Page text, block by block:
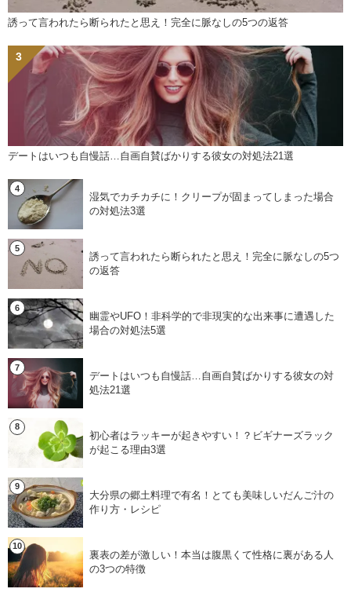
誘って言われたら断られたと思え！完全に脈なしの5つの返答
デートはいつも自慢話…自画自賛ばかりする彼女の対処法21選
湿気でカチカチに！クリープが固まってしまった場合
の対処法3選
誘って言われたら断られたと思え！完全に脈なしの5つ
の返答
幽霊やUFO！非科学的で非現実的な出来事に遭遇した
場合の対処法5選
デートはいつも自慢話…自画自賛ばかりする彼女の対
処法21選
初心者はラッキーが起きやすい！？ビギナーズラック
が起こる理由3選
大分県の郷土料理で有名！とても美味しいだんご汁の
作り方・レシピ
裏表の差が激しい！本当は腹黒くて性格に裏がある人
の3つの特徴